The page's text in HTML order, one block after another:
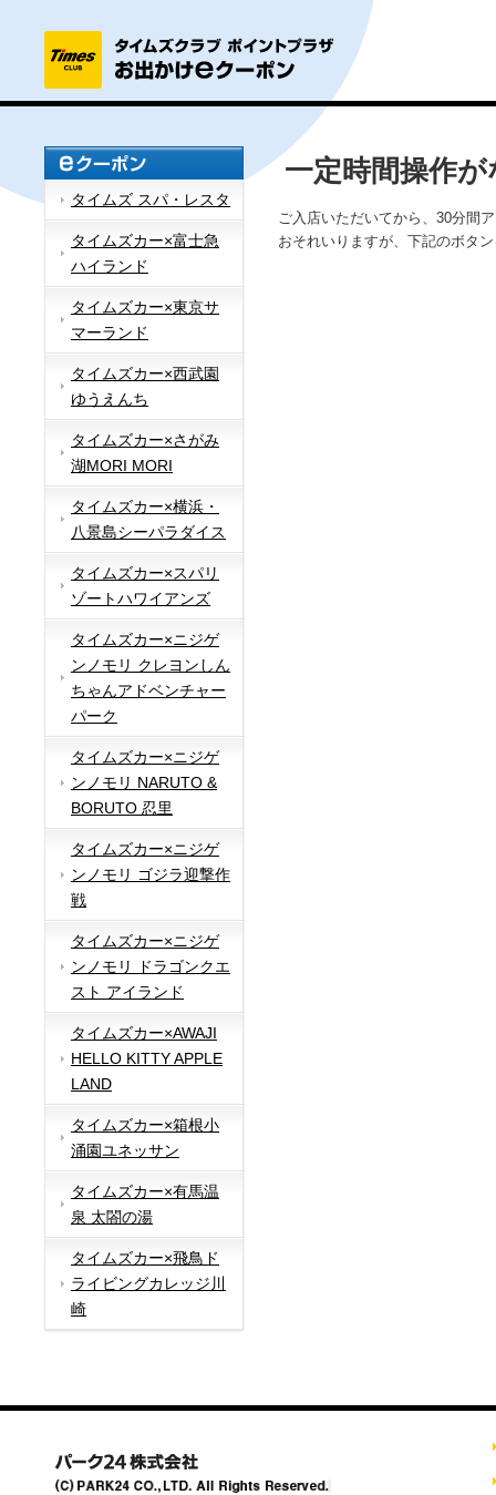
タイムズ スパ・レスタ
タイムズカー×富士急
ハイランド
タイムズカー×東京サ
マーランド
タイムズカー×西武園
ゆうえんち
タイムズカー×さがみ
湖MORI MORI
タイムズカー×横浜・
八景島シーパラダイス
タイムズカー×スパリ
ゾートハワイアンズ
タイムズカー×ニジゲ
ンノモリ クレヨンしん
ちゃんアドベンチャー
パーク
タイムズカー×ニジゲ
ンノモリ NARUTO &
BORUTO 忍里
タイムズカー×ニジゲ
ンノモリ ゴジラ迎撃作
戦
タイムズカー×ニジゲ
ンノモリ ドラゴンクエ
スト アイランド
タイムズカー×AWAJI
HELLO KITTY APPLE
LAND
タイムズカー×箱根小
涌園ユネッサン
タイムズカー×有馬温
泉 太閤の湯
タイムズカー×飛鳥ド
ライビングカレッジ川
崎
一定時間操作
ご入店いただいてから、30分間
おそれいりますが、下記のボタ